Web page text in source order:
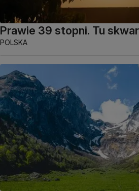
Prawie 39 stopni. Tu
POLSKA